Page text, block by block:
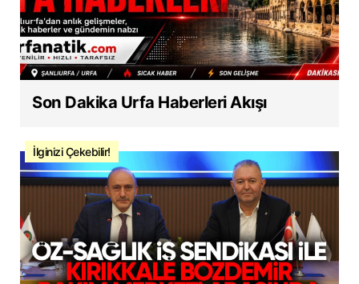
Son Dakika Urfa Haberleri Akışı
İlginizi Çekebilir!